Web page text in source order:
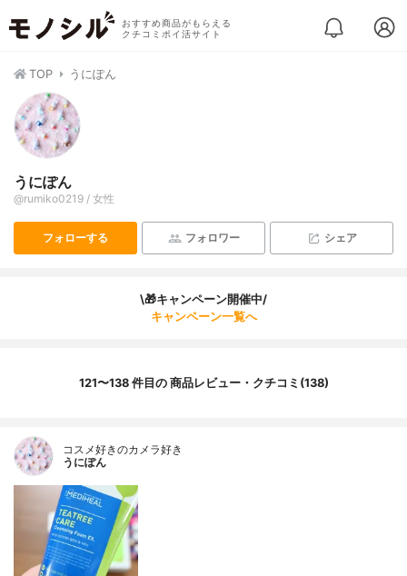
おすすめ商品がもらえる
クチコミポイ活サイト
TOP うにぽん
うにぽん
@rumiko0219 / 女性
フォローする フォロワー シェア
\🎁キャンペーン開催中/
キャンペーン一覧へ
121〜138 件目の 商品レビュー・クチコミ(138)
コスメ好きのカメラ好き
うにぽん